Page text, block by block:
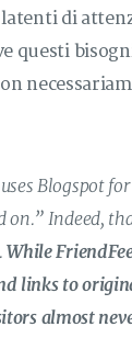
di
questi
Blogspot
on.” Indeed,
While
links to
almost